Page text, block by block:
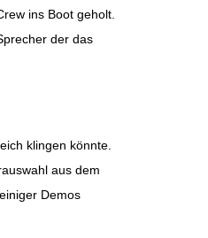
ins Boot geholt.
der das
klingen könnte.
aus dem
Demos